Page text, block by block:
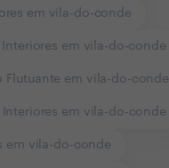
em vila-do-conde
Interiores em vila-do-conde
Flutuante em vila-do-conde
Interiores em vila-do-conde
em vila-do-conde